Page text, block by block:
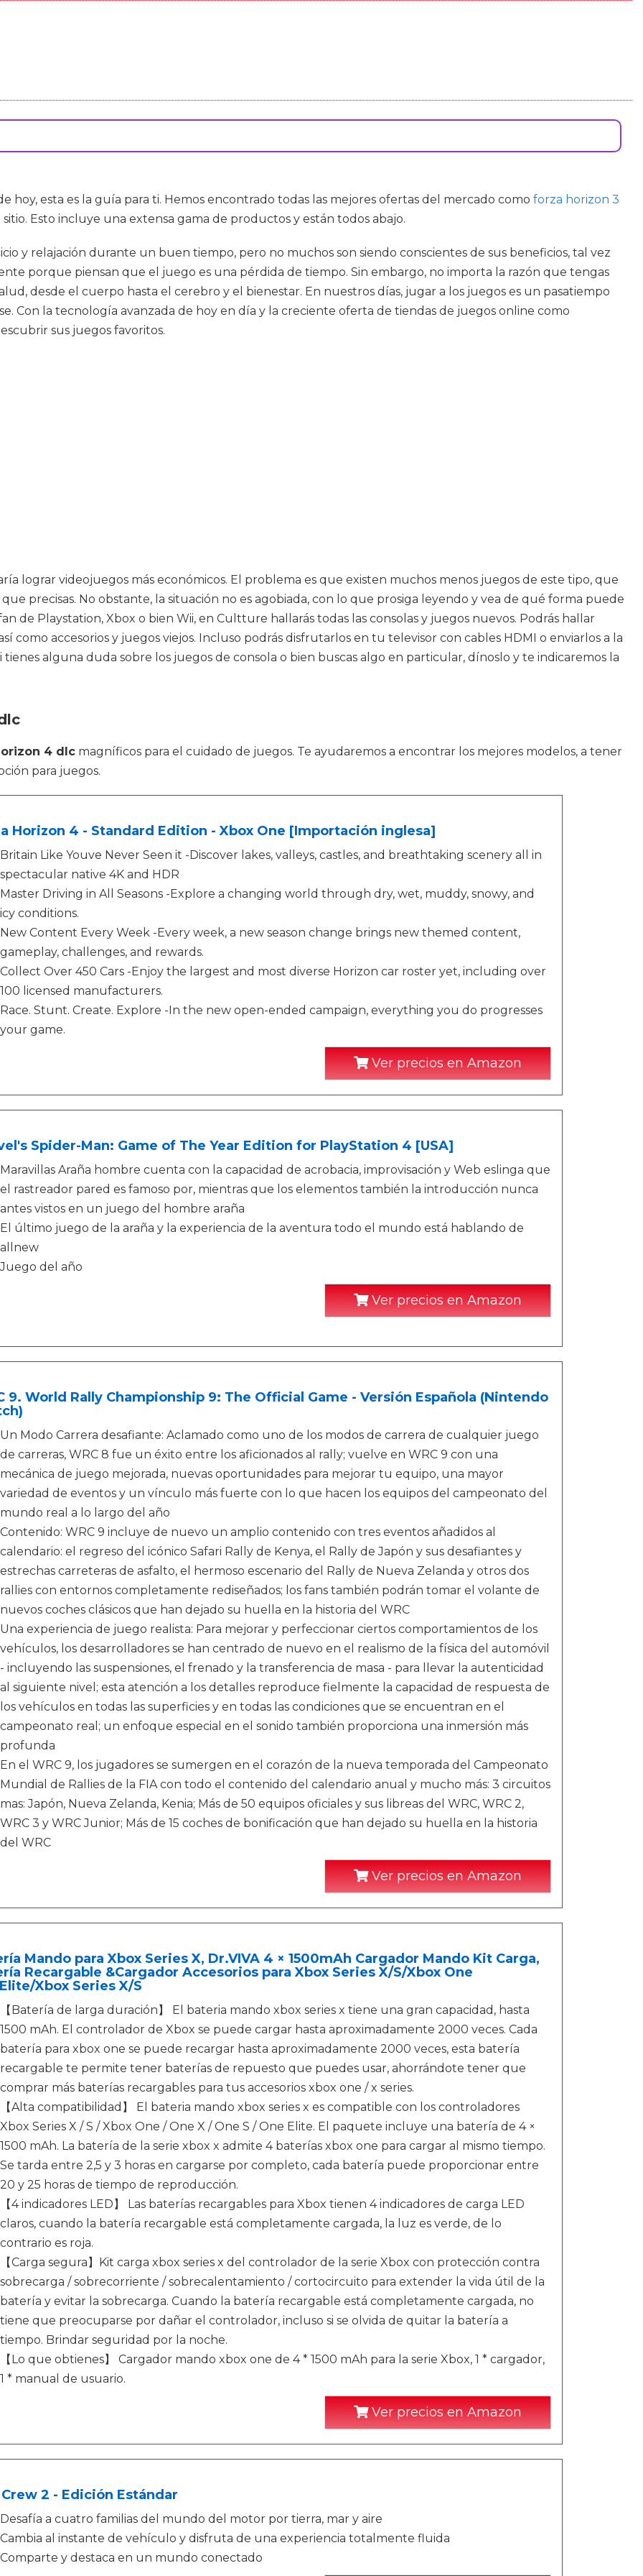
hoy, esta es la guía para ti. Hemos encontrado todas las mejores ofertas del mercado como forza horizon 3
Esto incluye una extensa gama de productos y están todos abajo.
y relajación durante un buen tiempo, pero no muchos son siendo conscientes de sus beneficios, tal vez
porque piensan que el juego es una pérdida de tiempo. Sin embargo, no importa la razón que tengas
desde el cuerpo hasta el cerebro y el bienestar. En nuestros días, jugar a los juegos es un pasatiempo
Con la tecnología avanzada de hoy en día y la creciente oferta de tiendas de juegos online como
sus juegos favoritos.
lograr videojuegos más económicos. El problema es que existen muchos menos juegos de este tipo, que
precisas. No obstante, la situación no es agobiada, con lo que prosiga leyendo y vea de qué forma puede
de Playstation, Xbox o bien Wii, en Cultture hallarás todas las consolas y juegos nuevos. Podrás hallar
como accesorios y juegos viejos. Incluso podrás disfrutarlos en tu televisor con cables HDMI o enviarlos a la
alguna duda sobre los juegos de consola o bien buscas algo en particular, dínoslo y te indicaremos la
4 dlc magníficos para el cuidado de juegos. Te ayudaremos a encontrar los mejores modelos, a tener
para juegos.
Horizon 4 - Standard Edition - Xbox One [Importación inglesa]
Britain Like Youve Never Seen it -Discover lakes, valleys, castles, and breathtaking scenery all in
spectacular native 4K and HDR
Master Driving in All Seasons -Explore a changing world through dry, wet, muddy, snowy, and
icy conditions.
New Content Every Week -Every week, a new season change brings new themed content,
gameplay, challenges, and rewards.
Collect Over 450 Cars -Enjoy the largest and most diverse Horizon car roster yet, including over
100 licensed manufacturers.
Race. Stunt. Create. Explore -In the new open-ended campaign, everything you do progresses
your game.
Ver precios en Amazon
Spider-Man: Game of The Year Edition for PlayStation 4 [USA]
Maravillas Araña hombre cuenta con la capacidad de acrobacia, improvisación y Web eslinga que
el rastreador pared es famoso por, mientras que los elementos también la introducción nunca
antes vistos en un juego del hombre araña
El último juego de la araña y la experiencia de la aventura todo el mundo está hablando de
allnew
Juego del año
Ver precios en Amazon
9. World Rally Championship 9: The Official Game - Versión Española (Nintendo
Un Modo Carrera desafiante: Aclamado como uno de los modos de carrera de cualquier juego
de carreras, WRC 8 fue un éxito entre los aficionados al rally; vuelve en WRC 9 con una
mecánica de juego mejorada, nuevas oportunidades para mejorar tu equipo, una mayor
variedad de eventos y un vínculo más fuerte con lo que hacen los equipos del campeonato del
mundo real a lo largo del año
Contenido: WRC 9 incluye de nuevo un amplio contenido con tres eventos añadidos al
calendario: el regreso del icónico Safari Rally de Kenya, el Rally de Japón y sus desafiantes y
estrechas carreteras de asfalto, el hermoso escenario del Rally de Nueva Zelanda y otros dos
rallies con entornos completamente rediseñados; los fans también podrán tomar el volante de
nuevos coches clásicos que han dejado su huella en la historia del WRC
Una experiencia de juego realista: Para mejorar y perfeccionar ciertos comportamientos de los
vehículos, los desarrolladores se han centrado de nuevo en el realismo de la física del automóvil
- incluyendo las suspensiones, el frenado y la transferencia de masa - para llevar la autenticidad
al siguiente nivel; esta atención a los detalles reproduce fielmente la capacidad de respuesta de
los vehículos en todas las superficies y en todas las condiciones que se encuentran en el
campeonato real; un enfoque especial en el sonido también proporciona una inmersión más
profunda
En el WRC 9, los jugadores se sumergen en el corazón de la nueva temporada del Campeonato
Mundial de Rallies de la FIA con todo el contenido del calendario anual y mucho más: 3 circuitos
mas: Japón, Nueva Zelanda, Kenia; Más de 50 equipos oficiales y sus libreas del WRC, WRC 2,
WRC 3 y WRC Junior; Más de 15 coches de bonificación que han dejado su huella en la historia
del WRC
Ver precios en Amazon
Mando para Xbox Series X, Dr.VIVA 4 × 1500mAh Cargador Mando Kit Carga,
Recargable &Cargador Accesorios para Xbox Series X/S/Xbox One
Xbox Series X/S
【Batería de larga duración】 El bateria mando xbox series x tiene una gran capacidad, hasta
1500 mAh. El controlador de Xbox se puede cargar hasta aproximadamente 2000 veces. Cada
batería para xbox one se puede recargar hasta aproximadamente 2000 veces, esta batería
recargable te permite tener baterías de repuesto que puedes usar, ahorrándote tener que
comprar más baterías recargables para tus accesorios xbox one / x series.
【Alta compatibilidad】 El bateria mando xbox series x es compatible con los controladores
Xbox Series X / S / Xbox One / One X / One S / One Elite. El paquete incluye una batería de 4 ×
1500 mAh. La batería de la serie xbox x admite 4 baterías xbox one para cargar al mismo tiempo.
Se tarda entre 2,5 y 3 horas en cargarse por completo, cada batería puede proporcionar entre
20 y 25 horas de tiempo de reproducción.
【4 indicadores LED】 Las baterías recargables para Xbox tienen 4 indicadores de carga LED
claros, cuando la batería recargable está completamente cargada, la luz es verde, de lo
contrario es roja.
【Carga segura】Kit carga xbox series x del controlador de la serie Xbox con protección contra
sobrecarga / sobrecorriente / sobrecalentamiento / cortocircuito para extender la vida útil de la
batería y evitar la sobrecarga. Cuando la batería recargable está completamente cargada, no
tiene que preocuparse por dañar el controlador, incluso si se olvida de quitar la batería a
tiempo. Brindar seguridad por la noche.
【Lo que obtienes】 Cargador mando xbox one de 4 * 1500 mAh para la serie Xbox, 1 * cargador,
1 * manual de usuario.
Ver precios en Amazon
2 - Edición Estándar
Desafía a cuatro familias del mundo del motor por tierra, mar y aire
Cambia al instante de vehículo y disfruta de una experiencia totalmente fluida
Comparte y destaca en un mundo conectado